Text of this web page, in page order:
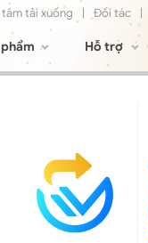
tâm tải xuống | Đối tác |
Hỗ trợ